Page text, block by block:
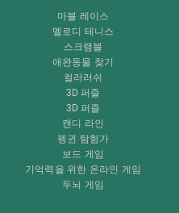
마블 레이스
멜로디 테니스
스크램블
애완동물 찾기
컬러러쉬
3D 퍼즐
3D 퍼즐
캔디 라인
펭귄 탐험가
보드 게임
기억력을 위한 온라인 게임
두뇌 게임